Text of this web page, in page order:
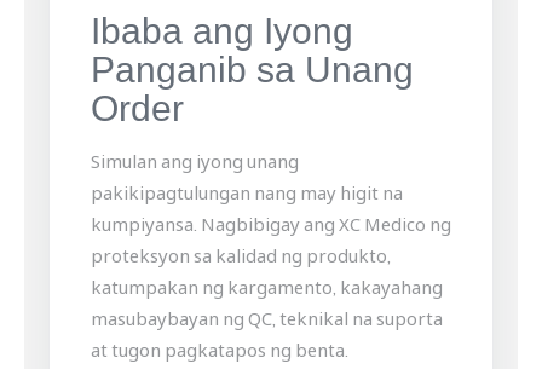
Ibaba ang Iyong
Panganib sa Unang
Order
Simulan ang iyong unang
pakikipagtulungan nang may higit na
kumpiyansa. Nagbibigay ang XC Medico ng
proteksyon sa kalidad ng produkto,
katumpakan ng kargamento, kakayahang
masubaybayan ng QC, teknikal na suporta
at tugon pagkatapos ng benta.